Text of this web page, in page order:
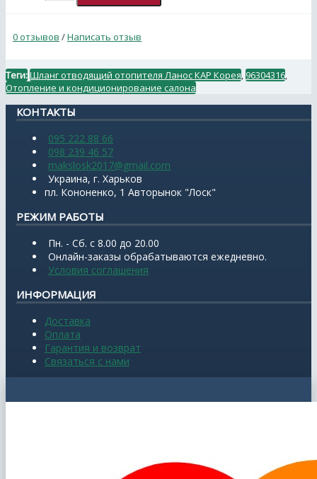
0 отзывов /Написать отзыв
Теги:Шланг отводящий отопителя Ланос КАР Корея 96304316
Отопление и кондиционирование салона
КОНТАКТЫ
095 222 88 66
098 239 46 57
makslosk2017@gmail.com
Украина, г. Харьков
пл. Кононенко, 1 Авторынок "Лоск"
РЕЖИМ РАБОТЫ
Пн. - Сб. с 8.00 до 20.00
Онлайн-заказы обрабатываются ежедневно.
Условия соглашения
ИНФОРМАЦИЯ
Доставка
Оплата
Гарантия и возврат
Связаться с нами